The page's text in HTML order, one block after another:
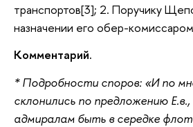
транспортов[3]; 2. Поручику
назначении его обер-
Комментарий.
* Подробности споров: «И по
склонились по предложению
адмиралам быть в середке